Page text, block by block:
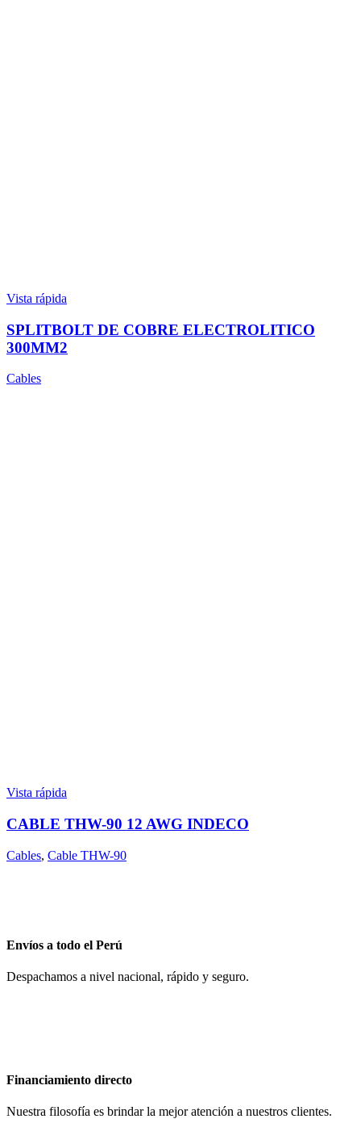
Vista rápida
SPLITBOLT DE COBRE ELECTROLITICO
300MM2
Cables
Vista rápida
CABLE THW-90 12 AWG INDECO
Cables, Cable THW-90
Envíos a todo el Perú
Despachamos a nivel nacional, rápido y seguro.
Financiamiento directo
Nuestra filosofía es brindar la mejor atención a nuestros clientes.